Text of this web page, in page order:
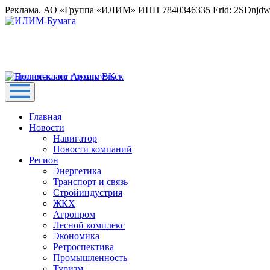
Реклама. АО «Группа «ИЛИМ» ИНН 7840346335 Erid:
Главная
Новости
Навигатор
Новости компаний
Регион
Энергетика
Транспорт и связь
Стройиндустрия
ЖКХ
Агропром
Лесной комплекс
Экономика
Ретроспектива
Промышленность